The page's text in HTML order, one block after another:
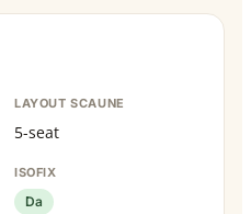
LAYOUT SCAUNE
5-seat
ISOFIX
Da